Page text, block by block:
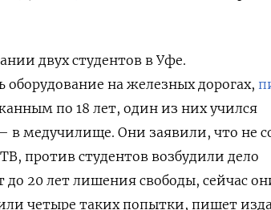
двух студентов в Уфе.
на железных дорогах,
по 18 лет, один из них учился
медучилище. Они заявили, что не
против студентов возбудили дело
20 лет лишения свободы, сейчас
четыре таких попытки, пишет